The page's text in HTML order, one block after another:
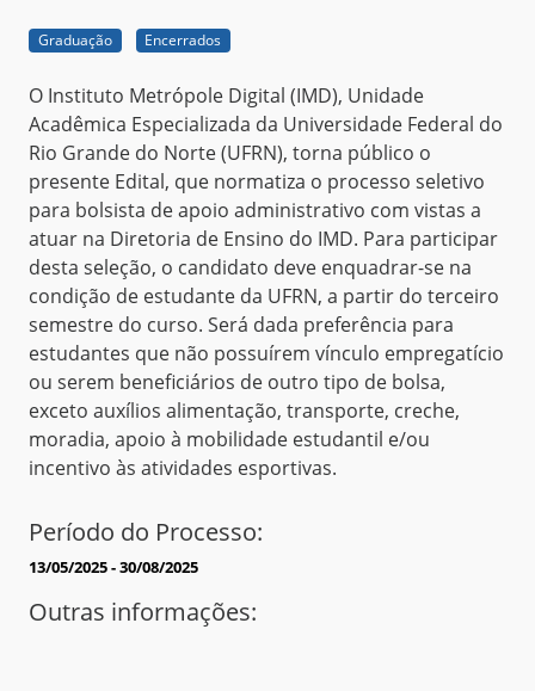
Graduação Encerrados
O Instituto Metrópole Digital (IMD), Unidade
Acadêmica Especializada da Universidade Federal do
Rio Grande do Norte (UFRN), torna público o
presente Edital, que normatiza o processo seletivo
para bolsista de apoio administrativo com vistas a
atuar na Diretoria de Ensino do IMD. Para participar
desta seleção, o candidato deve enquadrar-se na
condição de estudante da UFRN, a partir do terceiro
semestre do curso. Será dada preferência para
estudantes que não possuírem vínculo empregatício
ou serem beneficiários de outro tipo de bolsa,
exceto auxílios alimentação, transporte, creche,
moradia, apoio à mobilidade estudantil e/ou
incentivo às atividades esportivas.
Período do Processo:
13/05/2025 - 30/08/2025
Outras informações: